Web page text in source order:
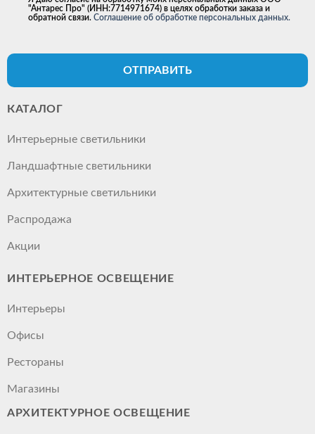
"Антарес Про" (ИНН:7714971674) в целях обработки заказа и
обратной связи. Соглашение об обработке персональных данных.
ОТПРАВИТЬ
КАТАЛОГ
Интерьерные светильники
Ландшафтные светильники
Архитектурные светильники
Распродажа
Акции
ИНТЕРЬЕРНОЕ ОСВЕЩЕНИЕ
Интерьеры
Офисы
Рестораны
Магазины
АРХИТЕКТУРНОЕ ОСВЕЩЕНИЕ